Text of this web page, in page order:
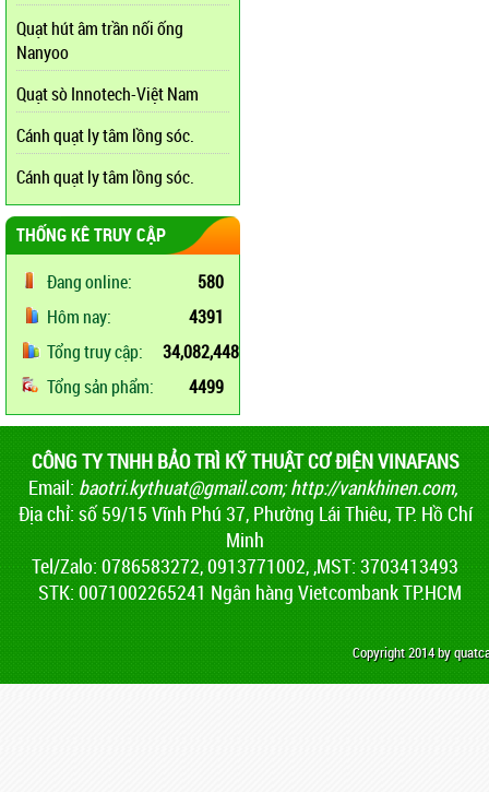
Quạt hút âm trần nối ống
Nanyoo
Quạt sò Innotech-Việt Nam
Cánh quạt ly tâm lồng sóc.
Cánh quạt ly tâm lồng sóc.
THỐNG KÊ TRUY CẬP
Đang online:
580
Hôm nay:
4391
Tổng truy cập:
34,082,448
Tổng sản phẩm:
4499
CÔNG TY TNHH BẢO TRÌ KỸ THUẬT CƠ ĐIỆN VINAFANS
Email: baotri.kythuat@gmail.com;http://vankhinen.com,
Địa chỉ: số 59/15 Vĩnh Phú 37, Phường Lái Thiêu, TP. Hồ Chí
Minh
Tel/Zalo: 0786583272, 0913771002, ,MST: 3703413493
STK: 0071002265241 Ngân hàng Vietcombank TP.HCM
Copyright 2014 by